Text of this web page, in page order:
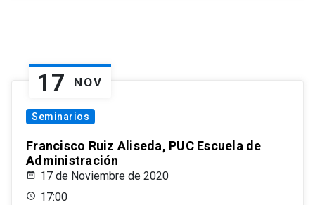
17 NOV
Seminarios
Francisco Ruiz Aliseda, PUC Escuela de
Administración
17 de Noviembre de 2020
17:00